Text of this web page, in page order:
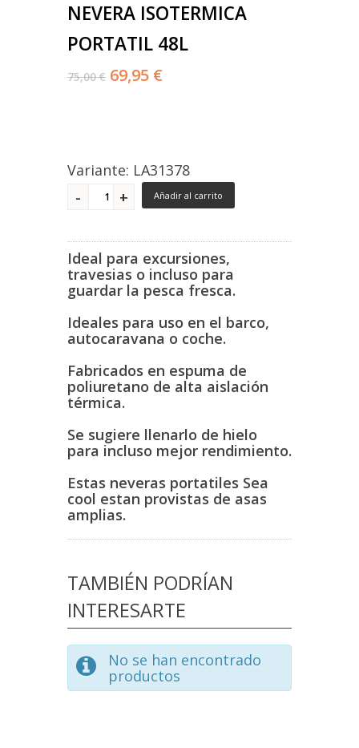
NEVERA ISOTERMICA
PORTATIL 48L
75,00 € 69,95 €
Variante: LA31378
Añadir al carrito
Ideal para excursiones,
travesias o incluso para
guardar la pesca fresca.
Ideales para uso en el barco,
autocaravana o coche.
Fabricados en espuma de
poliuretano de alta aislación
térmica.
Se sugiere llenarlo de hielo
para incluso mejor rendimiento.
Estas neveras portatiles Sea
cool estan provistas de asas
amplias.
TAMBIÉN PODRÍAN
INTERESARTE
No se han encontrado
productos